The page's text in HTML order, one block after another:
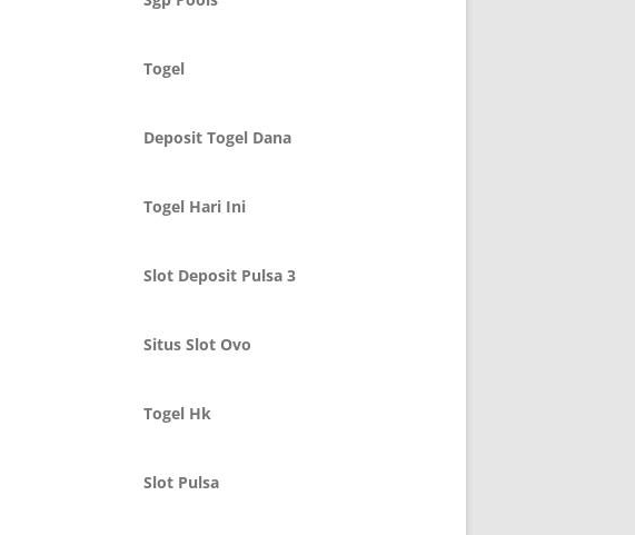
Togel
Deposit Togel Dana
Togel Hari Ini
Slot Deposit Pulsa 3
Situs Slot Ovo
Togel Hk
Slot Pulsa